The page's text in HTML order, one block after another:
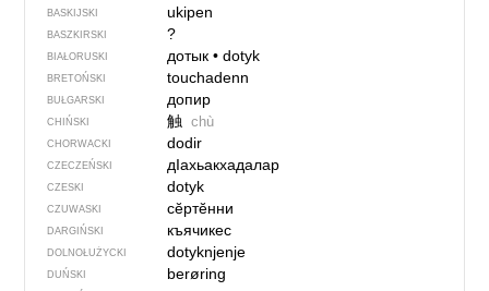
BASKIJSKI ukipen
BASZKIRSKI ?
BIAŁORUSKI дотык• dotyk
BRETOŃSKI touchadenn
BUŁGARSKI допир
CHIŃSKI 触 chù
CHORWACKI dodir
CZECZEŃSKI дIахьакхадалар
CZESKI dotyk
CZUWASKI сӗртӗнни
DARGIŃSKI къячикес
DOLNOŁUŻYCKI dotyknjenje
DUŃSKI berøring